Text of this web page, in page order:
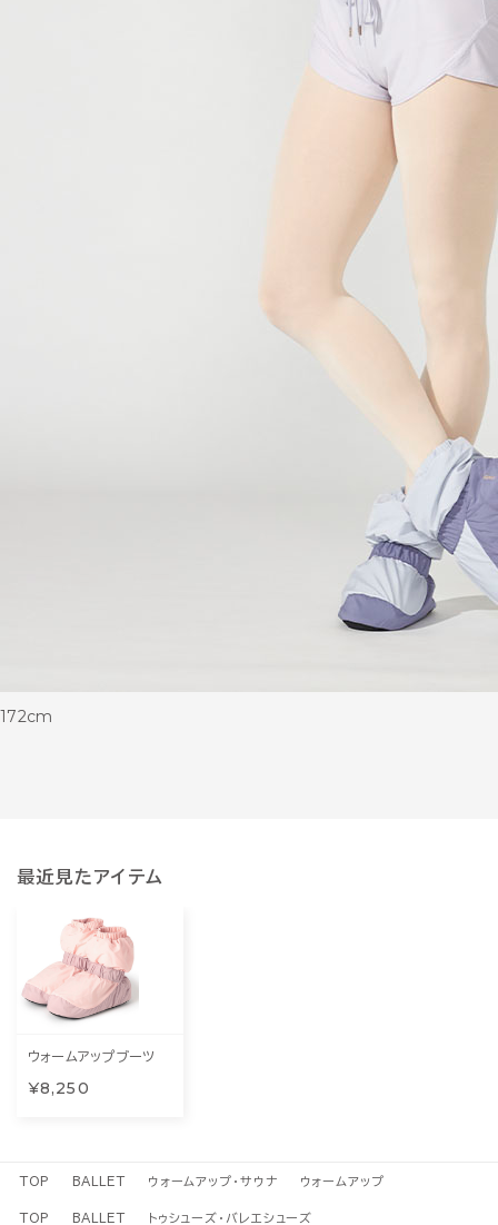
172cm
最近見たアイテム
ウォームアップブーツ
¥8,250
TOP BALLET ウォームアップ・サウナ ウォームアップ
TOP BALLET トゥシューズ・バレエシューズ